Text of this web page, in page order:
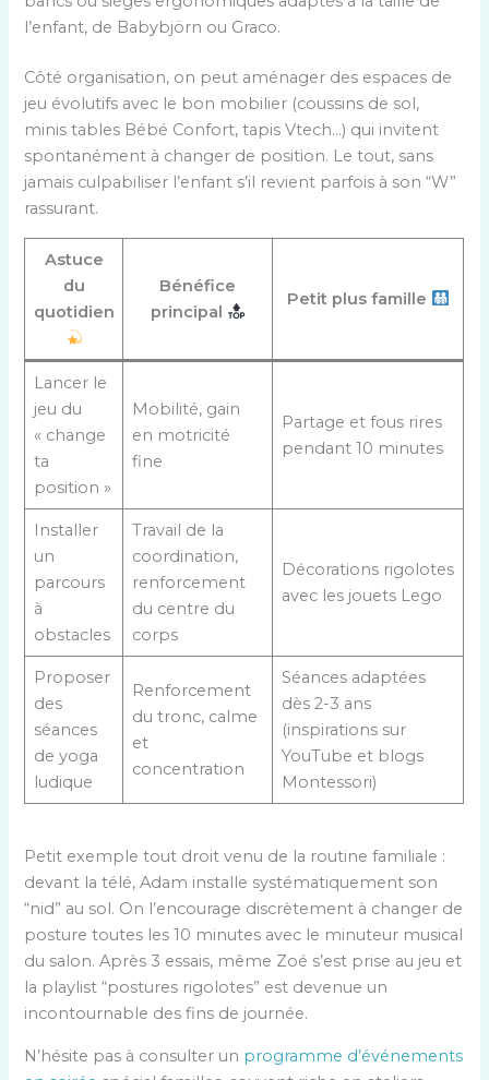
l’enfant, de Babybjörn ou Graco.
Côté organisation, on peut aménager des espaces de
jeu évolutifs avec le bon mobilier (coussins de sol,
minis tables Bébé Confort, tapis Vtech…) qui invitent
spontanément à changer de position. Le tout, sans
jamais culpabiliser l’enfant s’il revient parfois à son “W”
rassurant.
Astuce
du
quotidien
Bénéfice
principal
Petit plus famille
Lancer le
jeu du
« change
ta
position »
Mobilité, gain
en motricité
fine
Partage et fous rires
pendant 10 minutes
Installer
un
parcours
à
obstacles
Travail de la
coordination,
renforcement
du centre du
corps
Décorations rigolotes
avec les jouets Lego
Proposer
des
séances
de yoga
ludique
Renforcement
du tronc, calme
et
concentration
Séances adaptées
dès 2-3 ans
(inspirations sur
YouTube et blogs
Montessori)
Petit exemple tout droit venu de la routine familiale :
devant la télé, Adam installe systématiquement son
“nid” au sol. On l’encourage discrètement à changer de
posture toutes les 10 minutes avec le minuteur musical
du salon. Après 3 essais, même Zoé s’est prise au jeu et
la playlist “postures rigolotes” est devenue un
incontournable des fins de journée.
N’hésite pas à consulter un programme d’événements